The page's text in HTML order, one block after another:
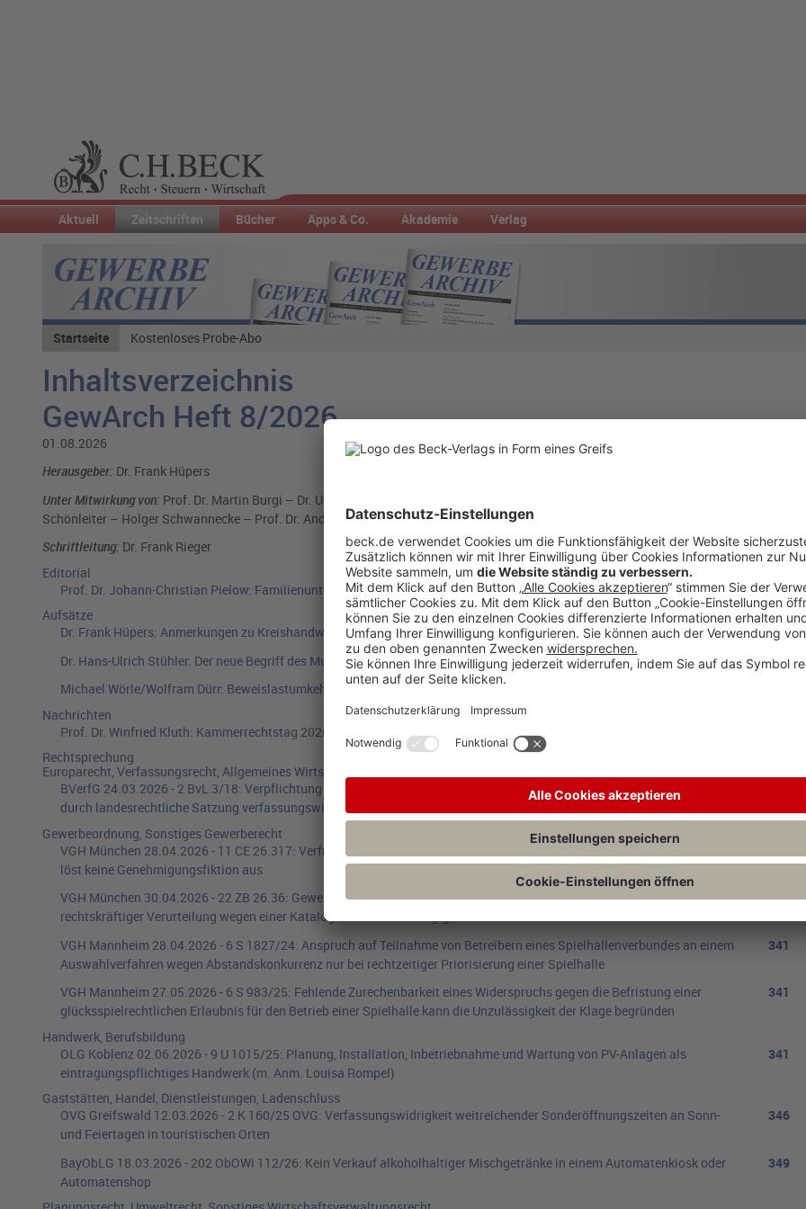
Aktuell Zeitschriften Bücher Apps & Co. Akademie Verlag
Startseite Kostenloses Probe-Abo
Inhaltsverzeichnis
GewArch Heft 8/2026
01.08.2026
Herausgeber: Dr. Frank Hüpers
Unter Mitwirkung von: Prof. Dr. Martin Burgi – Dr. Ulla Held-Daab – Dr. Sabine Hepperle – Niels Lau – Prof. Dr. Dr. h.c. Klaus Rennert –
Schönleiter – Holger Schwannecke – Prof. Dr. Andreas Voßkuhle – Prof. Dr. Stephan Wernicke
Schriftleitung: Dr. Frank Rieger
Editorial
Prof. Dr. Johann-Christian Pielow: Familienunterhaltung im Lichte des Gewerbe- und Jugendschutzrechts
309
Aufsätze
Dr. Frank Hüpers: Anmerkungen zu Kreishandwerkerschaften in Bayern
310
Dr. Hans-Ulrich Stühler: Der neue Begriff des Musikclubs in der BauNVO – Teil 1
315
Michael Wörle/Wolfram Dürr: Beweislastumkehr für Bürokratielasten der Wirtschaft
Nachrichten
Prof. Dr. Winfried Kluth: Kammerrechtstag 2026 am 24. und 25. September in Dresden
Rechtsprechung
Europarecht, Verfassungsrecht, Allgemeines Wirtschaftsverwaltungsrecht, Allgemeines Gewerberecht
BVerfG 24.03.2026 - 2 BvL 3/18: Verpflichtung zur Ausübung des Rechts auf nichtkommerzielle Zweitveröffentlichung
durch landesrechtliche Satzung verfassungswidrig
Gewerbeordnung, Sonstiges Gewerberecht
VGH München 28.04.2026 - 11 CE 26.317: Verfrühte Antragstellung auf Wiedererteilung einer Mietwagengenehmigung
löst keine Genehmigungsfiktion aus
VGH München 30.04.2026 - 22 ZB 26.36: Gewerberechtliche Unzuverlässigkeit von Versicherungsmaklern bei
rechtskräftiger Verurteilung wegen einer Katalogstraftat unabhängig vom Strafmaß
338
VGH Mannheim 28.04.2026 - 6 S 1827/24: Anspruch auf Teilnahme von Betreibern eines Spielhallenverbundes an einem
Auswahlverfahren wegen Abstandskonkurrenz nur bei rechtzeitiger Priorisierung einer Spielhalle
341
VGH Mannheim 27.05.2026 - 6 S 983/25: Fehlende Zurechenbarkeit eines Widerspruchs gegen die Befristung einer
glücksspielrechtlichen Erlaubnis für den Betrieb einer Spielhalle kann die Unzulässigkeit der Klage begründen
341
Handwerk, Berufsbildung
OLG Koblenz 02.06.2026 -9 U 1015/25: Planung, Installation, Inbetriebnahme und Wartung von PV-Anlagen als
eintragungspflichtiges Handwerk (m. Anm. Louisa Rompel)
341
Gaststätten, Handel, Dienstleistungen, Ladenschluss
OVG Greifswald 12.03.2026 - 2 K 160/25 OVG: Verfassungswidrigkeit weitreichender Sonderöffnungszeiten an Sonn-
und Feiertagen in touristischen Orten
346
BayObLG 18.03.2026 - 202 ObOWi 112/26: Kein Verkauf alkoholhaltiger Mischgetränke in einem Automatenkiosk oder
Automatenshop
349